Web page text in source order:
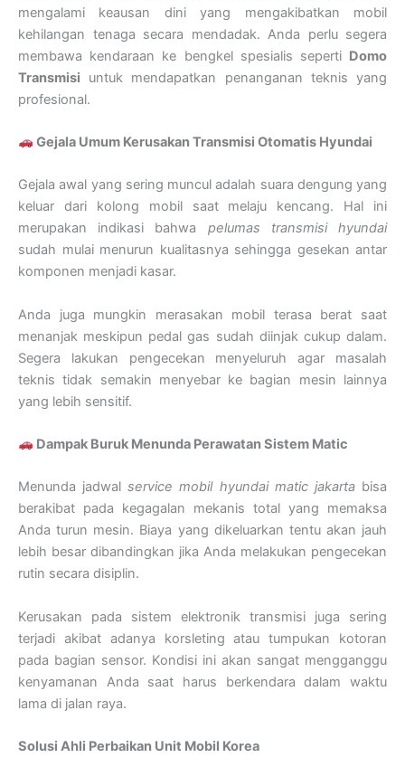
mengalami keausan dini yang mengakibatkan mobil
kehilangan tenaga secara mendadak. Anda perlu segera
membawa kendaraan ke bengkel spesialis seperti Domo
Transmisi untuk mendapatkan penanganan teknis yang
profesional.
Gejala Umum Kerusakan Transmisi Otomatis Hyundai
Gejala awal yang sering muncul adalah suara dengung yang
keluar dari kolong mobil saat melaju kencang. Hal ini
merupakan indikasi bahwa pelumas transmisi hyundai
sudah mulai menurun kualitasnya sehingga gesekan antar
komponen menjadi kasar.
Anda juga mungkin merasakan mobil terasa berat saat
menanjak meskipun pedal gas sudah diinjak cukup dalam.
Segera lakukan pengecekan menyeluruh agar masalah
teknis tidak semakin menyebar ke bagian mesin lainnya
yang lebih sensitif.
Dampak Buruk Menunda Perawatan Sistem Matic
Menunda jadwalservice mobil hyundai matic jakartabisa
berakibat pada kegagalan mekanis total yang memaksa
Anda turun mesin. Biaya yang dikeluarkan tentu akan jauh
lebih besar dibandingkan jika Anda melakukan pengecekan
rutin secara disiplin.
Kerusakan pada sistem elektronik transmisi juga sering
terjadi akibat adanya korsleting atau tumpukan kotoran
pada bagian sensor. Kondisi ini akan sangat mengganggu
kenyamanan Anda saat harus berkendara dalam waktu
lama di jalan raya.
Solusi Ahli Perbaikan Unit Mobil Korea